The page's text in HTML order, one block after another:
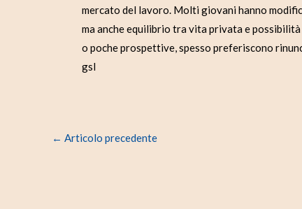
mercato del lavoro. Molti giovani hanno
ma anche equilibrio tra vita privata e
o poche prospettive, spesso preferiscono
gsl
← Articolo precedente